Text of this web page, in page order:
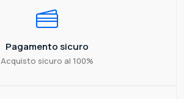
Pagamento sicuro
Acquisto sicuro al 100%